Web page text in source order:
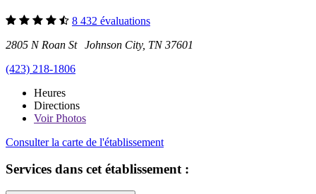
8 432 évaluations
2805 N Roan St Johnson City, TN 37601
(423) 218-1806
Heures
Directions
VoirPhotos
Consulter la carte de l'établissement
Services dans cet établissement :